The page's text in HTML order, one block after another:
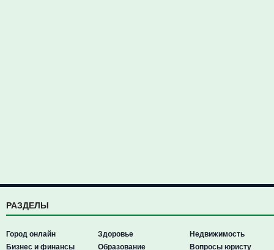
РАЗДЕЛЫ
Город онлайн
Бизнес и финансы
Здоровье
Образование
Недвижимость
Вопросы юристу